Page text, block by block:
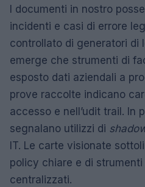
I documenti in nostro
incidenti e casi di errore
controllato di generatori di
emerge che strumenti di
esposto dati aziendali a
prove raccolte indicano
accesso e nell’udit trail. In
segnalano utilizzi di
IT. Le carte visionate
policy chiare e di
centralizzati.